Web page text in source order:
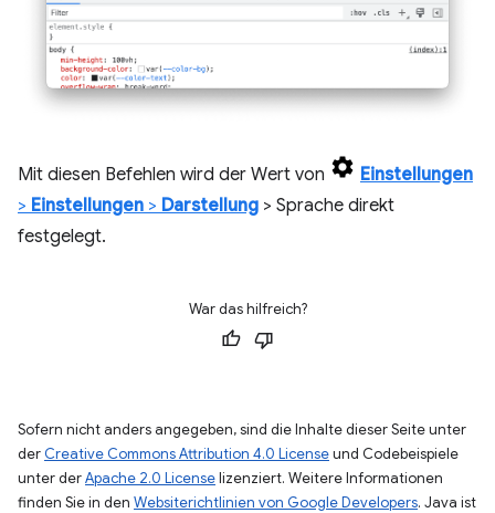
Mit diesen Befehlen wird der Wert von
Einstellungen
> Einstellungen > Darstellung > Sprache direkt
festgelegt.
War das hilfreich?
Sofern nicht anders angegeben, sind die Inhalte dieser Seite unter
der Creative Commons Attribution 4.0 Licenseund Codebeispiele
unter derApache 2.0 Licenselizenziert. Weitere Informationen
finden Sie in den Websiterichtlinien von Google Developers. Java ist